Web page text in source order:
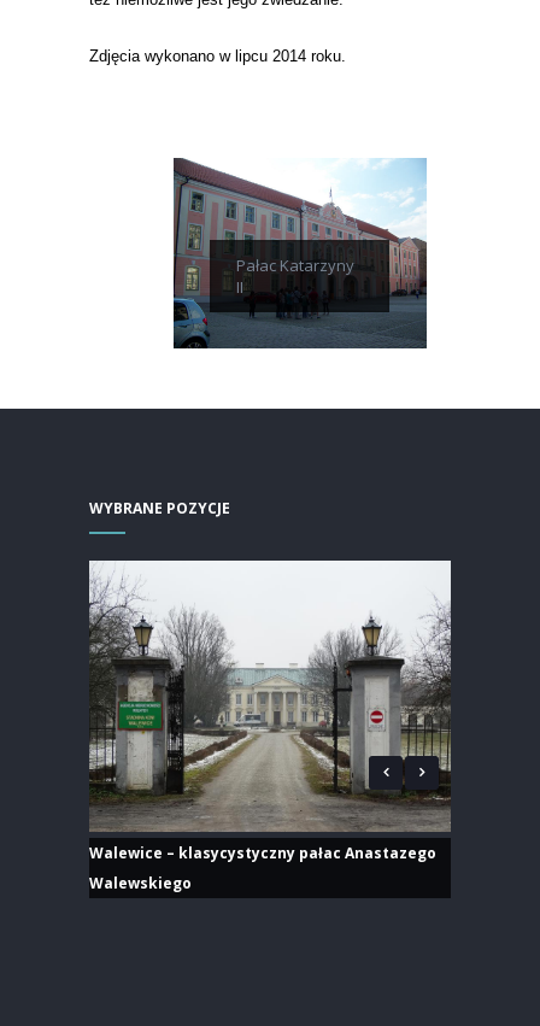
Zdjęcia wykonano w lipcu 2014 roku.
Pałac Katarzyny
II
WYBRANE POZYCJE
Walewice – klasycystyczny pałac Anastazego
Walewskiego